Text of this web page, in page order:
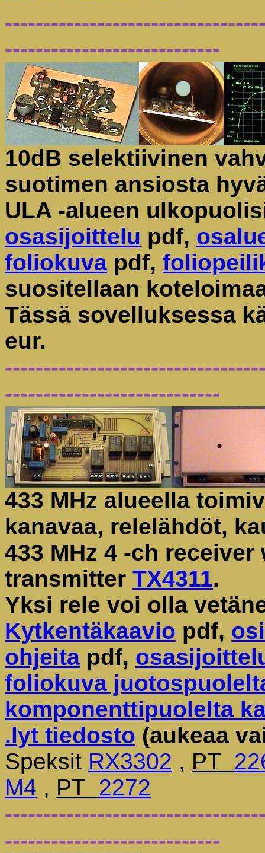
----------------------------
10dB selektiivinen
suotimen ansiosta
ULA -alueen
osasijoittelu pdf,
foliokuva pdf,
suositellaan
Tässä sovelluksessa
eur.
----------------------------
433 MHz alueella
kanavaa, relelähdöt,
433 MHz 4 -ch
transmitter TX4311.
Yksi rele voi olla
Kytkentäkaavio pdf,
ohjeita pdf,
foliokuva
komponenttipuolelta
.lyt tiedosto (aukeaa
Speksit RX3302 , PT
M4 , PT 2272
----------------------------